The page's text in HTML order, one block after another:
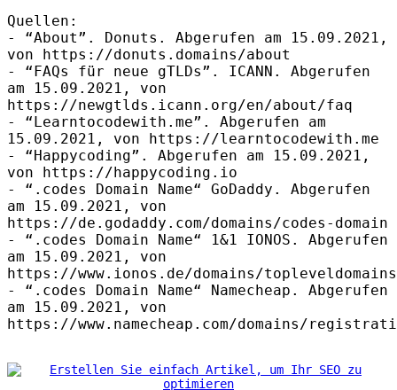
Quellen:
- “About”. Donuts. Abgerufen am 15.09.2021,
von https://donuts.domains/about
- “FAQs für neue gTLDs”. ICANN . Abgerufen
am 15.09.2021, von
https://newgtlds.icann.org/en/about/faq
- “Learntocodewith.me”. Abgerufen am
15.09.2021, von https://learntocodewith.me
- “Happycoding”. Abgerufen am 15.09.2021,
von https://happycoding.io
- “.codes Domain Name“ GoDaddy. Abgerufen
am 15.09.2021, von
https://de.godaddy.com/domains/codes-domain
- “.codes Domain Name“ 1&1 IONOS . Abgerufen
am 15.09.2021, von
https://www.ionos.de/domains/topleveldomains
- “.codes Domain Name“ Namecheap. Abgerufen
am 15.09.2021, von
https://www.namecheap.com/domains/